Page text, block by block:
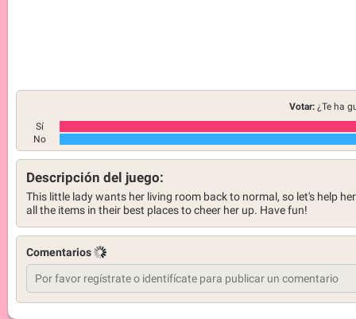
Votar: ¿Te ha
Sí
No
Descripción del juego:
This little lady wants her living room back to normal, so let's help
all the items in their best places to cheer her up. Have fun!
Comentarios